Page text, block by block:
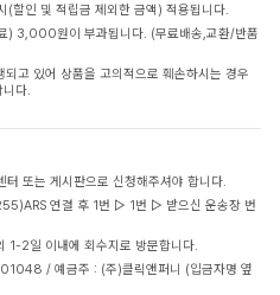
할인 및 적립금 제외한 금액) 적용됩니다.
) 3,000원이 부과됩니다. (무료배송,교환/반품
고 있어 상품을 고의적으로 훼손하시는 경우
다.
또는 게시판으로 신청해주셔야 합니다.
연결 후 1번 ▷ 1번 ▷ 받으신 운송장 번
1-2일 이내에 회수지로 방문합니다.
/ 예금주 : (주)클릭앤퍼니 (입금자명 옆